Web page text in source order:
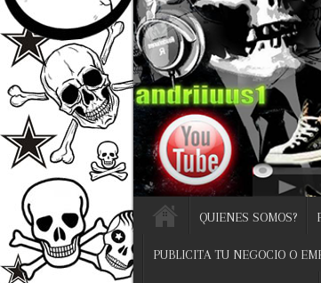
QUIENES SOMOS?
PUBLICITA TU NEGOCIO O